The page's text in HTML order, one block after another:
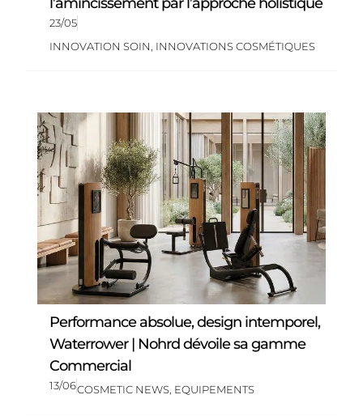
23/05
INNOVATION SOIN INNOVATIONS COSMÉTIQUES
Performance absolue, design intemporel,
Waterrower | Nohrd dévoile sa gamme
Commercial
13/06COSMETIC NEWS, EQUIPEMENTS